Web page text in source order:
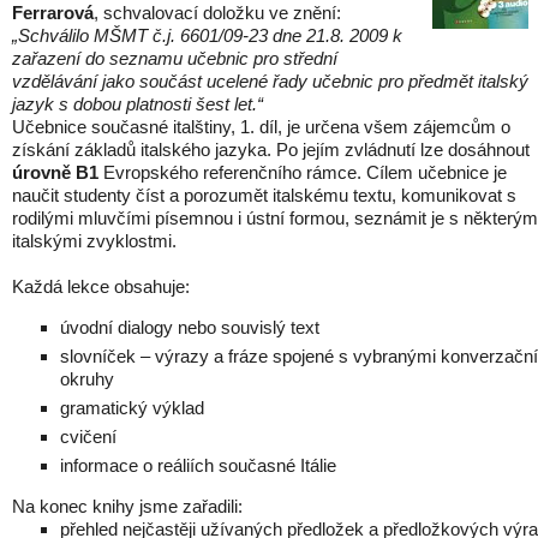
Ferrarová, schvalovací doložku ve znění:
„Schválilo MŠMT č.j. 6601/09-23 dne 21.8. 2009 k
zařazení do seznamu učebnic pro střední
vzdělávání jako součást ucelené řady učebnic pro předmět italský
jazyk s dobou platnosti šest let.“
Učebnice současné italštiny, 1. díl, je určena všem zájemcům o
získání základů italského jazyka. Po jejím zvládnutí lze dosáhnout
úrovně B1 Evropského referenčního rámce. Cílem učebnice je
naučit studenty číst a porozumět italskému textu, komunikovat s
rodilými mluvčími písemnou i ústní formou, seznámit je s
italskými zvyklostmi.
Každá lekce obsahuje:
úvodní dialogy nebo souvislý text
slovníček – výrazy a fráze spojené s vybranými
okruhy
gramatický výklad
cvičení
informace o reáliích současné Itálie
Na konec knihy jsme zařadili:
přehled nejčastěji užívaných předložek a předložkových